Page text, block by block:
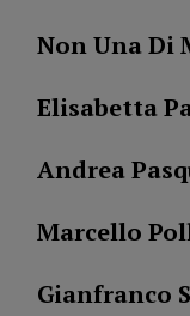
Non Una Di
Elisabetta
Andrea
Marcello
Gianfranco